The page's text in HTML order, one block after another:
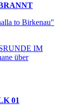
to Birkenau"
01